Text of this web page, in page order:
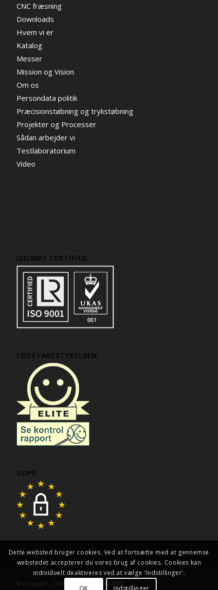
CNC fræsning
Downloads
Hvem vi er
Katalog
Messer
Mission og Vision
Om os
Persondata politik
Præcisionstøbning og trykstøbning
Projekter og Processer
Sådan arbejder vi
Testlaboratorium
Video
ISO9001 CERTIFIED
FØDEVARESTYRELSEN
GDPR
© Copyright - Compfitt Group 2014 - 2023
Dette websted bruger cookies. Ved at fortsætte med at gennemse
webstedet accepterer du vores brug af cookies. Cookies kan
individuelt deaktiveres ved at vælge 'Indstillinger'.
OK
Indstillinger